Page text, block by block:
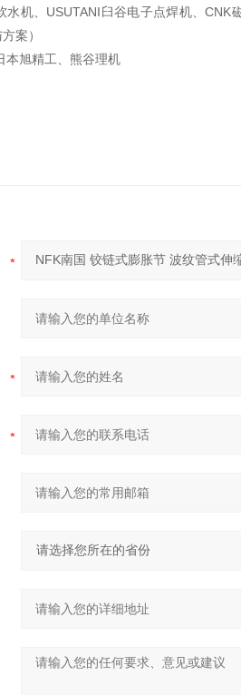
水机、USUTANI臼谷电子点焊机、
案）
本旭精工、熊谷理机